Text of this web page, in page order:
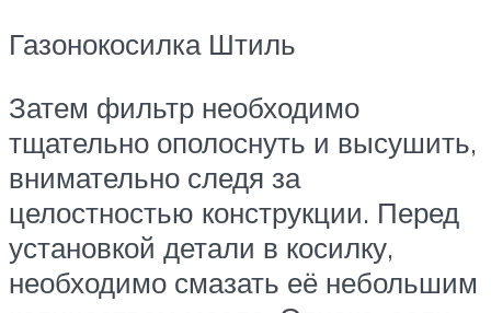
Газонокосилка Штиль
Затем фильтр необходимо
тщательно ополоснуть и высушить,
внимательно следя за
целостностью конструкции. Перед
установкой детали в косилку,
необходимо смазать её небольшим